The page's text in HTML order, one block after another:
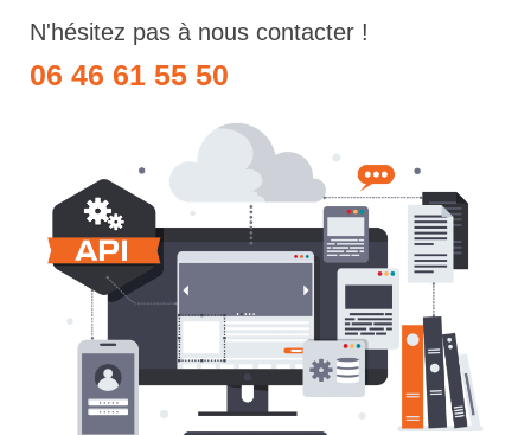
N'hésitez pas à nous contacter !
06 46 61 55 50